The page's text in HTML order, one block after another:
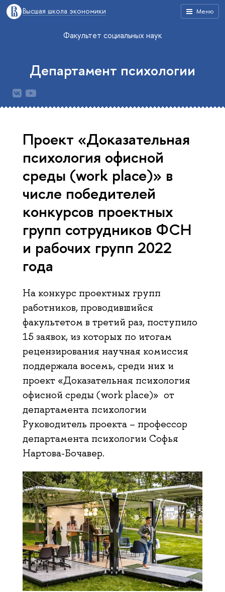
Меню
Высшая школа экономики
Факультет социальных наук
Департамент психологии
Проект «Доказательная
психология офисной
среды (work place)» в
числе победителей
конкурсов проектных
групп сотрудников ФСН
и рабочих групп 2022
года
На конкурс проектных групп
работников, проводившийся
факультетом в третий раз, поступило
15 заявок, из которых по итогам
рецензирования научная комиссия
поддержала восемь, среди них и
проект «Доказательная психология
офисной среды (work place)» от
департамента психологии
Руководитель проекта – профессор
департамента психологии Софья
Нартова-Бочавер.